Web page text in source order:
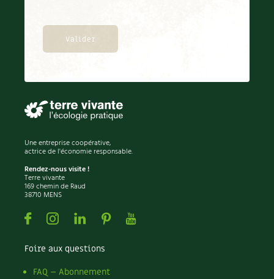
Pelouse
Permaculture
Pesticides
Petits pois
Piment
Pissenlit
Pizza
Plantes
Plantes d'extérieur
Plantes d'intérieur
Plantes médicinales
Plantes sauvages
Plants
Plastique
Une entreprise coopérative,
actrice de l'économie responsable.
Rendez-nous visite !
Terre vivante
169 chemin de Raud
38710 MENS
FacebookInstagramLinkedin
PinterestYoutube
Foire aux questions
FAQ – Abonnement